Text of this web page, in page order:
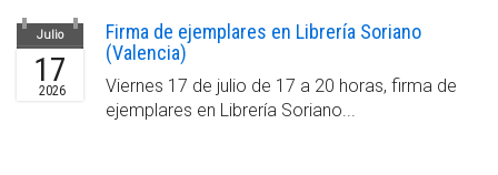
Julio
17
2026
Firma de ejemplares en Librería Soriano
(Valencia)
Viernes 17 de julio de 17 a 20 horas, firma de
ejemplares en Librería Soriano...